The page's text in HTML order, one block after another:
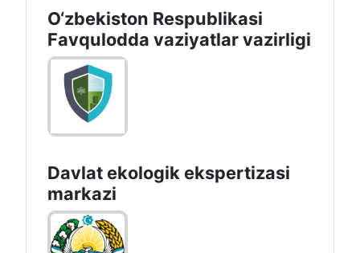
O‘zbеkistоn Rеspublikаsi
Favqulodda vaziyatlar vazirligi
Davlat ekologik ekspertizasi
markazi